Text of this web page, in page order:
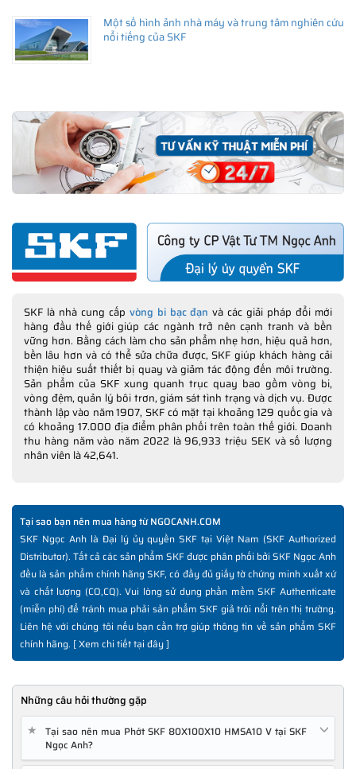
Một số hình ảnh nhà máy và trung tâm nghiên cứu
nổi tiếng của SKF
SKF là nhà cung cấp vòng bi bạc đạn và các giải pháp đổi mới
hàng đầu thế giới giúp các ngành trở nên cạnh tranh và bền
vững hơn. Bằng cách làm cho sản phẩm nhẹ hơn, hiệu quả hơn,
bền lâu hơn và có thể sửa chữa được, SKF giúp khách hàng cải
thiện hiệu suất thiết bị quay và giảm tác động đến môi trường.
Sản phẩm của SKF xung quanh trục quay bao gồm vòng bi,
vòng đệm, quản lý bôi trơn, giám sát tình trạng và dịch vụ. Được
thành lập vào năm 1907, SKF có mặt tại khoảng 129 quốc gia và
có khoảng 17.000 địa điểm phân phối trên toàn thế giới. Doanh
thu hàng năm vào năm 2022 là 96,933 triệu SEK và số lượng
nhân viên là 42,641.
Tại sao bạn nên mua hàng từ NGOCANH.COM
SKF Ngọc Anh là Đại lý ủy quyền SKF tại Việt Nam (SKF Authorized
Distributor). Tất cả các sản phẩm SKF được phân phối bởi SKF Ngọc Anh
đều là sản phẩm chính hãng SKF, có đầy đủ giấy tờ chứng minh xuất xứ
và chất lượng (CO,CQ). Vui lòng sử dụng phần mềm SKF Authenticate
(miễn phí) để tránh mua phải sản phẩm SKF giả trôi nổi trên thị trường.
Liên hệ với chúng tôi nếu bạn cần trợ giúp thông tin về sản phẩm SKF
chính hãng. [Xem chi tiết tại đây]
Những câu hỏi thường gặp
★
Tại sao nên mua Phớt SKF 80X100X10 HMSA10 V tại SKF
Ngọc Anh?